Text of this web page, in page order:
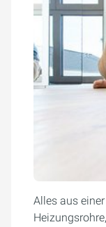
Alles aus